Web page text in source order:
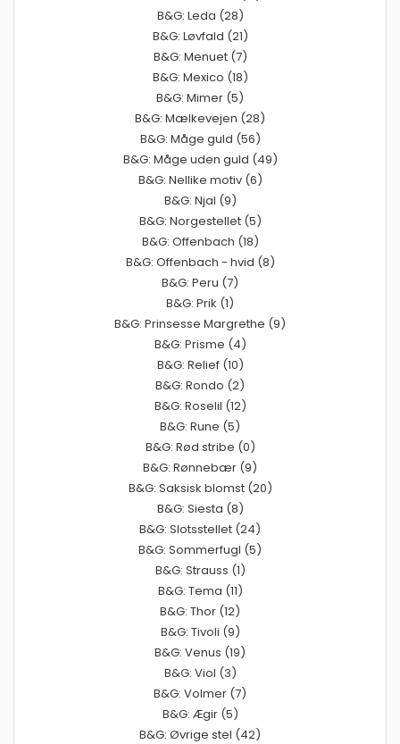
B&G: Leda (28)
B&G: Løvfald (21)
B&G: Menuet (7)
B&G: Mexico (18)
B&G: Mimer (5)
B&G: Mælkevejen (28)
B&G: Måge guld (56)
B&G: Måge uden guld (49)
B&G: Nellike motiv (6)
B&G: Njal (9)
B&G: Norgestellet (5)
B&G: Offenbach (18)
B&G: Offenbach - hvid (8)
B&G: Peru (7)
B&G: Prik (1)
B&G: Prinsesse Margrethe (9)
B&G: Prisme (4)
B&G: Relief (10)
B&G: Rondo (2)
B&G: Roselil (12)
B&G: Rune (5)
B&G: Rød stribe (0)
B&G: Rønnebær (9)
B&G: Saksisk blomst (20)
B&G: Siesta (8)
B&G: Slotsstellet (24)
B&G: Sommerfugl (5)
B&G: Strauss (1)
B&G: Tema (11)
B&G: Thor (12)
B&G: Tivoli (9)
B&G: Venus (19)
B&G: Viol (3)
B&G: Volmer (7)
B&G: Ægir (5)
B&G: Øvrige stel (42)